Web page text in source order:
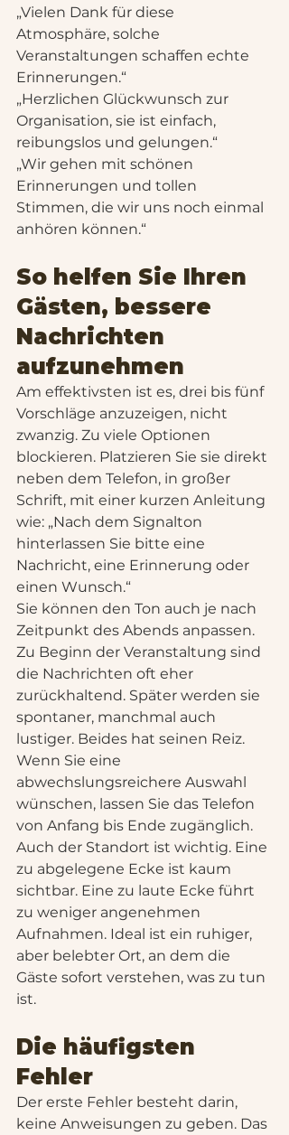
„Vielen Dank für diese
Atmosphäre, solche
Veranstaltungen schaffen echte
Erinnerungen.“
„Herzlichen Glückwunsch zur
Organisation, sie ist einfach,
reibungslos und gelungen.“
„Wir gehen mit schönen
Erinnerungen und tollen
Stimmen, die wir uns noch einmal
anhören können.“
So helfen Sie Ihren
Gästen, bessere
Nachrichten
aufzunehmen
Am effektivsten ist es, drei bis fünf
Vorschläge anzuzeigen, nicht
zwanzig. Zu viele Optionen
blockieren. Platzieren Sie sie direkt
neben dem Telefon, in großer
Schrift, mit einer kurzen Anleitung
wie: „Nach dem Signalton
hinterlassen Sie bitte eine
Nachricht, eine Erinnerung oder
einen Wunsch.“
Sie können den Ton auch je nach
Zeitpunkt des Abends anpassen.
Zu Beginn der Veranstaltung sind
die Nachrichten oft eher
zurückhaltend. Später werden sie
spontaner, manchmal auch
lustiger. Beides hat seinen Reiz.
Wenn Sie eine
abwechslungsreichere Auswahl
wünschen, lassen Sie das Telefon
von Anfang bis Ende zugänglich.
Auch der Standort ist wichtig. Eine
zu abgelegene Ecke ist kaum
sichtbar. Eine zu laute Ecke führt
zu weniger angenehmen
Aufnahmen. Ideal ist ein ruhiger,
aber belebter Ort, an dem die
Gäste sofort verstehen, was zu tun
ist.
Die häufigsten
Fehler
Der erste Fehler besteht darin,
keine Anweisungen zu geben. Das